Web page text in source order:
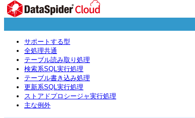
サポートする型
全処理共通
テーブル読み取り処理
検索系SQL実行処理
テーブル書き込み処理
更新系SQL実行処理
ストアドプロシージャ実行処理
主な例外